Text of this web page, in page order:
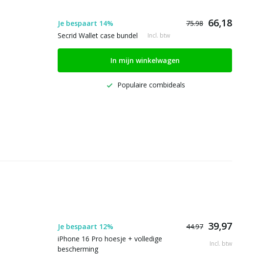
Je bespaart 14% 75.98 66,18
Secrid Wallet case bundel Incl. btw
In mijn winkelwagen
Populaire combideals
Je bespaart 12% 44.97 39,97
iPhone 16 Pro hoesje + volledige
bescherming
Incl. btw